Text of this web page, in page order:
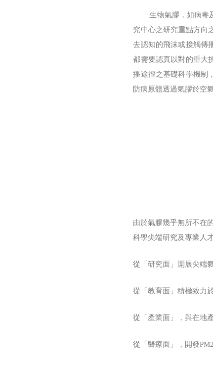
生物氣膠，如病毒及
究中心之研究重點方向
去認知的飛沫或接觸傳
都需要認真以對的重大
播途徑之基礎科學機制
防病原體透過氣膠於空
由於氣膠幾乎無所不在
科學尖端研究及專業人
從「研究面」開展尖端
從「教育面」積極致力
從「產業面」，與在地
從「醫療面」，開發